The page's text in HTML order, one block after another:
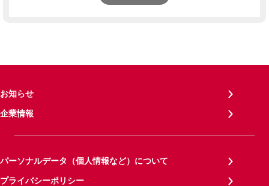
お知らせ
企業情報
パーソナルデータ（個人情報など）について
プライバシーポリシー